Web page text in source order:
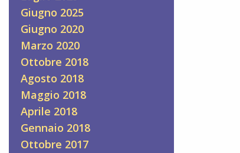
Giugno 2025
Giugno 2020
Marzo 2020
Ottobre 2018
Agosto 2018
Maggio 2018
Aprile 2018
Gennaio 2018
Ottobre 2017